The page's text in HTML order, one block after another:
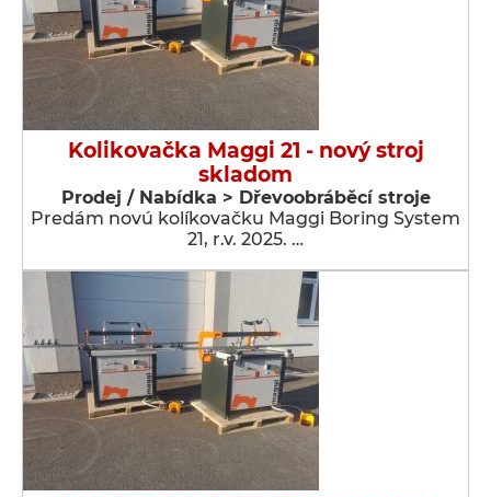
Kolikovačka Maggi 21 - nový stroj
skladom
Prodej / Nabídka > Dřevoobráběcí stroje
Predám novú kolíkovačku Maggi Boring System
21, r.v. 2025. …